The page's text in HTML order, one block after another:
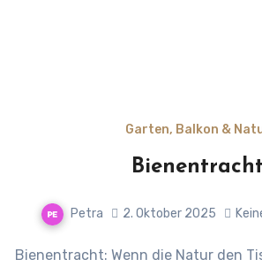
Garten, Balkon &
Bienentracht
Petra 2. Oktober 2025
Bienentracht: Wenn die Natur den Tisch für die Bienen